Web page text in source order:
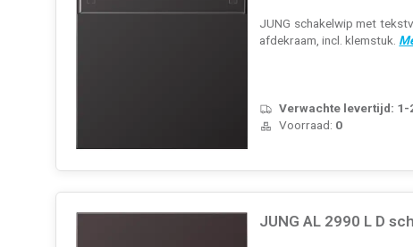
JUNG schakelwip met
afdekraam, incl. klemstuk.
Verwachte levertijd: 1-
Voorraad: 0
JUNG AL 2990 L D